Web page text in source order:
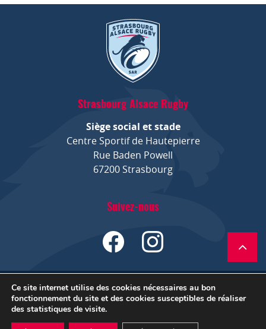
Strasbourg Alsace Rugby
Siège social et stade
Centre Sportif de Hautepierre
Rue Baden Powell
67200 Strasbourg
Suivez-nous
Mentions légales Site by LUCYAN.FR
Ce site internet utilise des cookies nécessaires au bon
fonctionnement du site et des cookies susceptibles de réaliser
des statistiques de visite.